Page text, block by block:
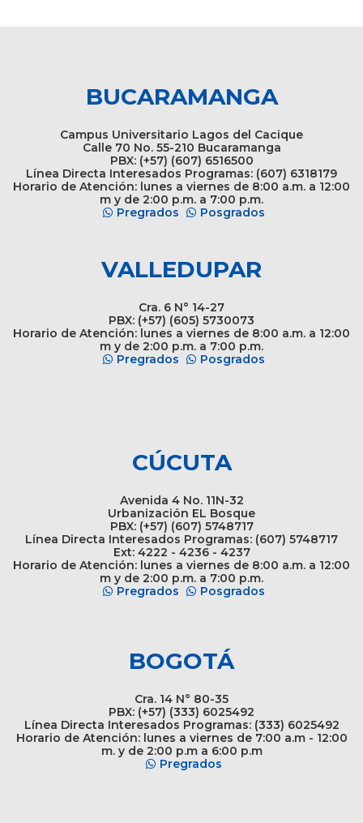
BUCARAMANGA
Campus Universitario Lagos del Cacique
Calle 70 No. 55-210 Bucaramanga
PBX: (+57) (607) 6516500
Línea Directa Interesados Programas: (607) 6318179
Horario de Atención: lunes a viernes de 8:00 a.m. a 12:00
m y de 2:00 p.m. a 7:00 p.m.
Pregrados
Posgrados
VALLEDUPAR
Cra. 6 N° 14-27
PBX: (+57) (605) 5730073
Horario de Atención: lunes a viernes de 8:00 a.m. a 12:00
m y de 2:00 p.m. a 7:00 p.m.
Pregrados
Posgrados
CÚCUTA
Avenida 4 No. 11N-32
Urbanización EL Bosque
PBX: (+57) (607) 5748717
Línea Directa Interesados Programas: (607) 5748717
Ext: 4222 - 4236 - 4237
Horario de Atención: lunes a viernes de 8:00 a.m. a 12:00
m y de 2:00 p.m. a 7:00 p.m.
Pregrados
Posgrados
BOGOTÁ
Cra. 14 N° 80-35
PBX: (+57) (333) 6025492
Línea Directa Interesados Programas: (333) 6025492
Horario de Atención: lunes a viernes de 7:00 a.m - 12:00
m. y de 2:00 p.m a 6:00 p.m
Pregrados